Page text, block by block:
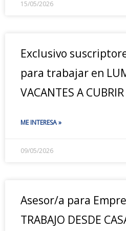
15/05/2026
Exclusivo
para trabajar en
VACANTES A CUBRIR
ME INTERESA »
09/05/2026
Asesor/a para
TRABAJO DESDE